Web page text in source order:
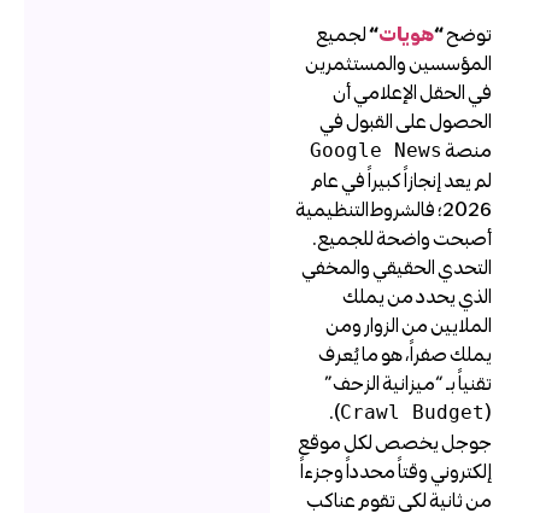
“هويات“لجميع
المؤسسين والمستثمرين
في الحقل الإعلامي أن
الحصول على القبول في
Google News
لم يعد إنجازاً كبيراً في عام
2026؛ فالشروط التنظيمية
أصبحت واضحة للجميع.
التحدي الحقيقي والمخفي
الذي يحدد من يملك
الملايين من الزوار ومن
يملك صفراً، هو ما يُعرف
تقنياً بـ “ميزانية الزحف”
Crawl Budget
).
جوجل يخصص لكل موقع
إلكتروني وقتاً محدداً وجزءاً
من ثانية لكي تقوم عناكب